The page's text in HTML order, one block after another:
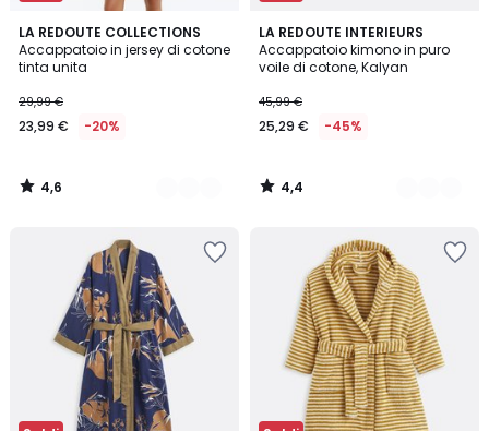
LA REDOUTE COLLECTIONS
Accappatoio in jersey di cotone
tinta unita
29,99 €
23,99 € -20%
4,6
/ 5
2
Colori
4,6
/
LA REDOUTE INTERIEURS
Accappatoio kimono in puro
voile di cotone, Kalyan
45,99 €
25,29 € -45%
4,4
/ 5
2
Colori
4,4
/